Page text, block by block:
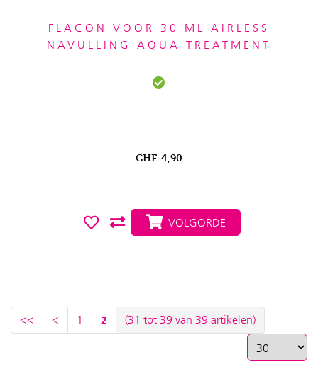
FLACON VOOR 30 ML AIRLESS
NAVULLING AQUA TREATMENT
CHF 4,90
VOLGORDE
<< < 1 2 (31 tot 39 van 39 artikelen)